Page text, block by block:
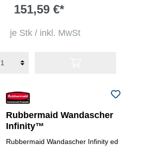
151,59 €*
je Stk / inkl. MwSt
Rubbermaid Wandascher
Infinity™
Rubbermaid Wandascher Infinity ed